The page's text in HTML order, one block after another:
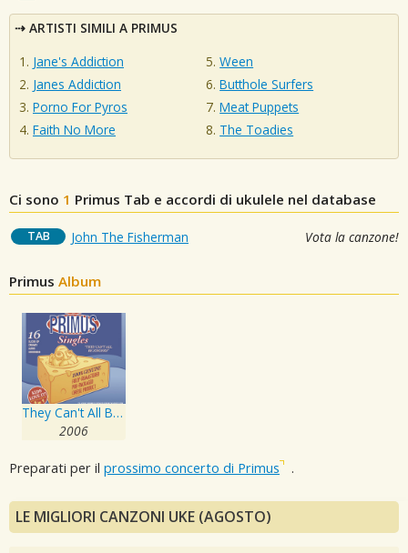
ARTISTI SIMILI A PRIMUS
Jane's Addiction
Janes Addiction
Porno For Pyros
Faith No More
Ween
Butthole Surfers
Meat Puppets
The Toadies
Ci sono 1 Primus Tab e accordi di ukulele nel database
TAB John The Fisherman Vota la canzone!
Primus Album
They Can't All Be Zingers
2006
Preparati per il prossimo concerto di Primus .
LE MIGLIORI CANZONI UKE (AGOSTO)